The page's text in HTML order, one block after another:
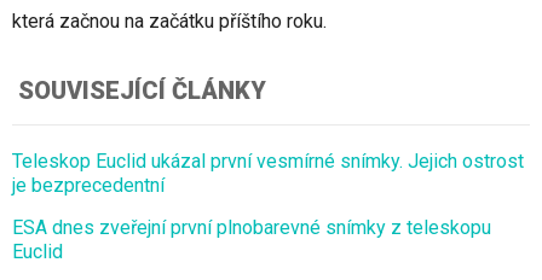
která začnou na začátku příštího roku.
SOUVISEJÍCÍ ČLÁNKY
Teleskop Euclid ukázal první vesmírné snímky. Jejich ostrost
je bezprecedentní
ESA dnes zveřejní první plnobarevné snímky z teleskopu
Euclid